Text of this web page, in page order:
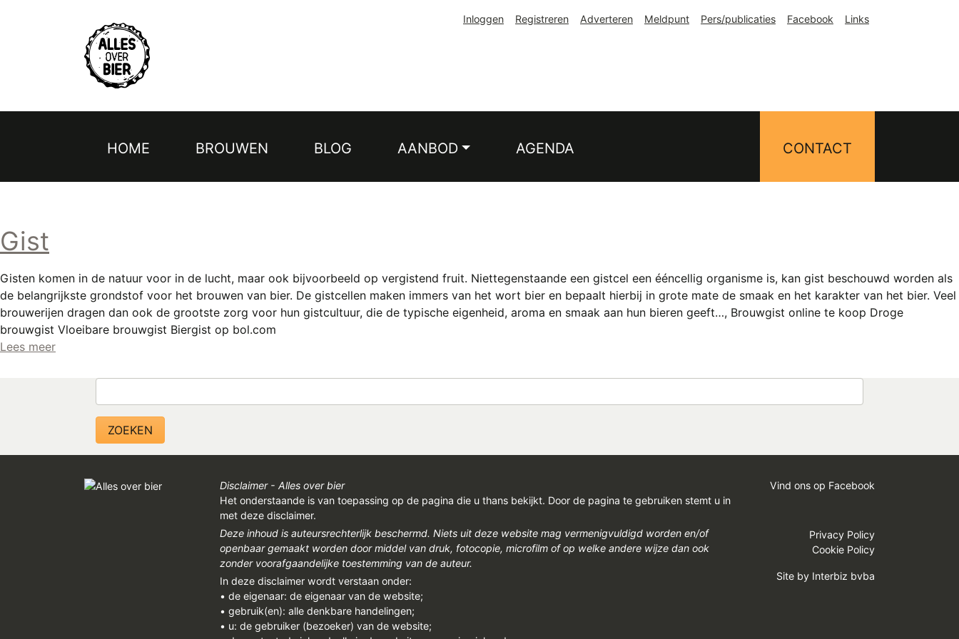
Inloggen Registreren Adverteren Meldpunt Pers/publicaties Facebook Links
Hoofdnavigatie
HOME BROUWEN BLOG AANBOD AGENDA CONTACT
Gist
Gisten komen in de natuur voor in de lucht, maar ook bijvoorbeeld op vergistend fruit. Niettegenstaande een gistcel een ééncellig organisme is, kan gist beschouwd worden als
de belangrijkste grondstof voor het brouwen van bier. De gistcellen maken immers van het wort bier en bepaalt hierbij in grote mate de smaak en het karakter van het bier. Veel
brouwerijen dragen dan ook de grootste zorg voor hun gistcultuur, die de typische eigenheid, aroma en smaak aan hun bieren geeft…, Brouwgist online te koop Droge
brouwgist Vloeibare brouwgist Biergist op bol.com
Lees meer
Disclaimer - Alles over bier
Het onderstaande is van toepassing op de pagina die u thans bekijkt. Door de pagina te gebruiken stemt u in
met deze disclaimer.
Deze inhoud is auteursrechterlijk beschermd. Niets uit deze website mag vermenigvuldigd worden en/of
openbaar gemaakt worden door middel van druk, fotocopie, microfilm of op welke andere wijze dan ook
zonder voorafgaandelijke toestemming van de auteur.
In deze disclaimer wordt verstaan onder:
• de eigenaar: de eigenaar van de website;
• gebruik(en): alle denkbare handelingen;
• u: de gebruiker (bezoeker) van de website;
Vind ons op Facebook
Privacy Policy
Cookie Policy
Site by Interbiz bvba